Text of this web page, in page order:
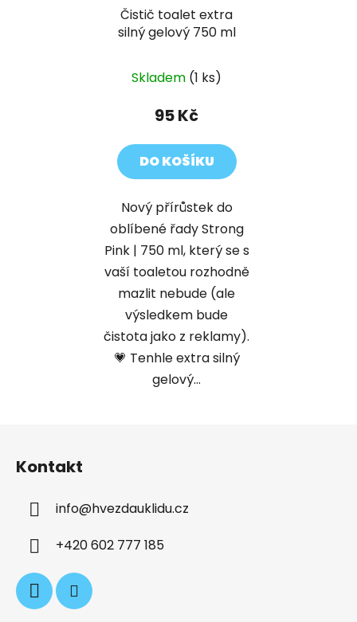
Čistič toalet extra
silný gelový 750 ml
Skladem (1 ks)
95 Kč
DO KOŠÍKU
Nový přírůstek do
oblíbené řady Strong
Pink | 750 ml, který se s
vaší toaletou rozhodně
mazlit nebude (ale
výsledkem bude
čistota jako z reklamy).
💗 Tenhle extra silný
gelový...
Kontakt
info@hvezdauklidu.cz
+420 602 777 185